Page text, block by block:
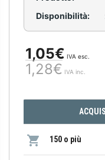
Disponibilità:
1,05€ IVA esc.
1,28€ IVA inc.
150 o più